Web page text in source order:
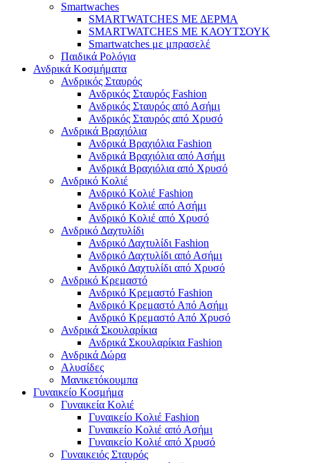
Smartwaches
SMARTWATCHES ΜΕ ΔΕΡΜΑ
SMARTWATCHES ΜΕ ΚΑΟΥΤΣΟΥΚ
Smartwatches με μπρασελέ
Παιδικά Ρολόγια
Ανδρικά Κοσμήματα
Ανδρικός Σταυρός
Ανδρικός Σταυρός Fashion
Ανδρικός Σταυρός από Ασήμι
Ανδρικός Σταυρός από Χρυσό
Ανδρικά Βραχιόλια
Ανδρικά Βραχιόλια Fashion
Ανδρικά Βραχιόλια από Ασήμι
Ανδρικά Βραχιόλια από Χρυσό
Ανδρικό Κολιέ
Ανδρικό Κολιέ Fashion
Ανδρικό Κολιέ από Ασήμι
Ανδρικό Κολιέ από Χρυσό
Ανδρικό Δαχτυλίδι
Ανδρικό Δαχτυλίδι Fashion
Ανδρικό Δαχτυλίδι από Ασήμι
Ανδρικό Δαχτυλίδι από Χρυσό
Ανδρικό Κρεμαστό
Ανδρικό Κρεμαστό Fashion
Ανδρικό Κρεμαστό Από Ασήμι
Ανδρικό Κρεμαστό Από Χρυσό
Ανδρικά Σκουλαρίκια
Ανδρικά Σκουλαρίκια Fashion
Ανδρικά Δώρα
Αλυσίδες
Μανικετόκουμπα
Γυναικείο Κοσμήμα
Γυναικεία Κολιέ
Γυναικείο Κολιέ Fashion
Γυναικείο Κολιέ από Ασήμι
Γυναικείο Κολιέ από Χρυσό
Γυναικειός Σταυρός